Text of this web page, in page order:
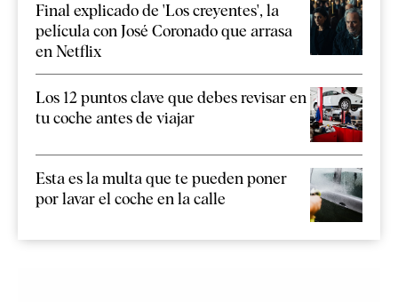
Final explicado de 'Los creyentes', la
película con José Coronado que arrasa
en Netflix
Los 12 puntos clave que debes revisar en
tu coche antes de viajar
Esta es la multa que te pueden poner
por lavar el coche en la calle